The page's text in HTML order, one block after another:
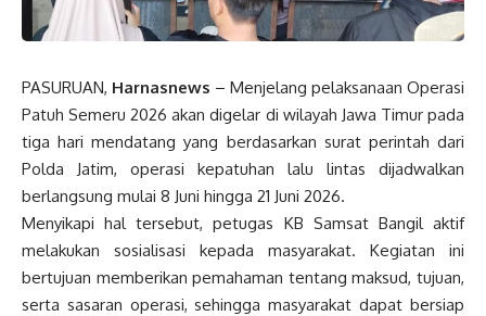
PASURUAN, Harnasnews – Menjelang pelaksanaan Operasi
Patuh Semeru 2026 akan digelar di wilayah Jawa Timur pada
tiga hari mendatang yang berdasarkan surat perintah dari
Polda Jatim, operasi kepatuhan lalu lintas dijadwalkan
berlangsung mulai 8 Juni hingga 21 Juni 2026.
Menyikapi hal tersebut, petugas KB Samsat Bangil aktif
melakukan sosialisasi kepada masyarakat. Kegiatan ini
bertujuan memberikan pemahaman tentang maksud, tujuan,
serta sasaran operasi, sehingga masyarakat dapat bersiap